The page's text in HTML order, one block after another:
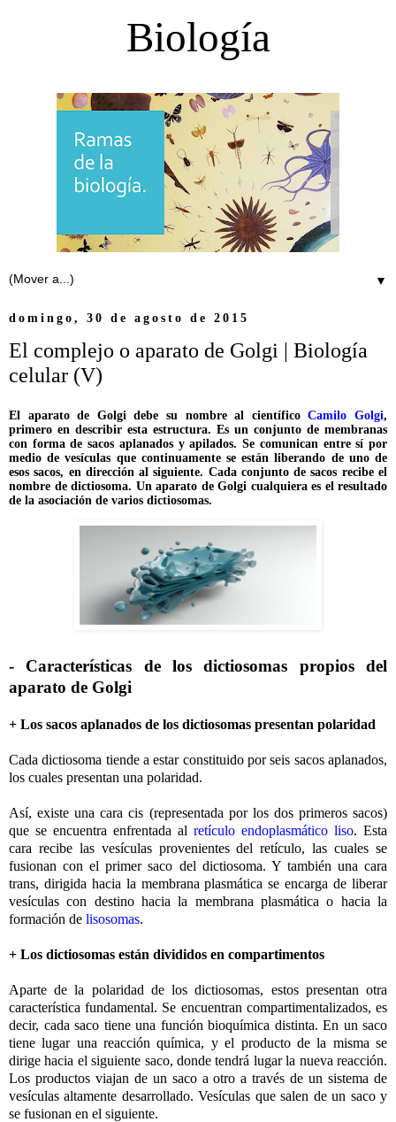
Biología
▼
domingo, 30 de agosto de 2015
El complejo o aparato de Golgi | Biología
celular (V)
El aparato de Golgi debe su nombre al científicoCamilo Golgi,
primero en describir esta estructura. Es un conjunto de membranas
con forma de sacos aplanados y apilados. Se comunican entre sí por
medio de vesículas que continuamente se están liberando de uno de
esos sacos, en dirección al siguiente. Cada conjunto de sacos recibe el
nombre de dictiosoma. Un aparato de Golgi cualquiera es el resultado
de la asociación de varios dictiosomas.
- Características de los dictiosomas propios del
aparato de Golgi
+ Los sacos aplanados de los dictiosomas presentan polaridad
Cada dictiosoma tiende a estar constituido por seis sacos aplanados,
los cuales presentan una polaridad.
Así, existe una cara cis (representada por los dos primeros sacos)
que se encuentra enfrentada al retículo endoplasmático liso. Esta
cara recibe las vesículas provenientes del retículo, las cuales se
fusionan con el primer saco del dictiosoma. Y también una cara
trans, dirigida hacia la membrana plasmática se encarga de liberar
vesículas con destino hacia la membrana plasmática o hacia la
formación de lisosomas.
+ Los dictiosomas están divididos en compartimentos
Aparte de la polaridad de los dictiosomas, estos presentan otra
característica fundamental. Se encuentran compartimentalizados, es
decir, cada saco tiene una función bioquímica distinta. En un saco
tiene lugar una reacción química, y el producto de la misma se
dirige hacia el siguiente saco, donde tendrá lugar la nueva reacción.
Los productos viajan de un saco a otro a través de un sistema de
vesículas altamente desarrollado. Vesículas que salen de un saco y
se fusionan en el siguiente.